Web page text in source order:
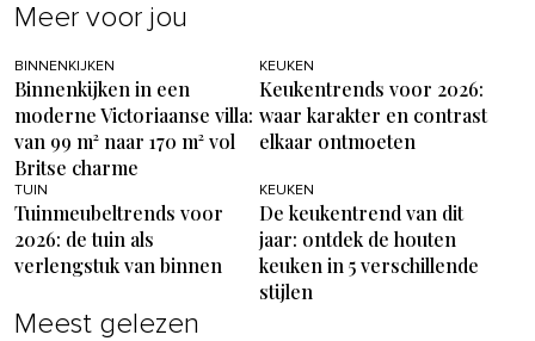
Meer voor jou
BINNENKIJKEN
Binnenkijken in een
moderne Victoriaanse villa:
van 99 m² naar 170 m² vol
Britse charme
KEUKEN
Keukentrends voor 2026:
waar karakter en contrast
elkaar ontmoeten
TUIN
Tuinmeubeltrends voor
2026: de tuin als
verlengstuk van binnen
KEUKEN
De keukentrend van dit
jaar: ontdek de houten
keuken in 5 verschillende
stijlen
Meest gelezen